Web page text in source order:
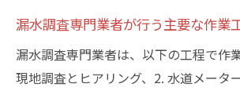
漏水調査専門業者が行う主要な作業
漏水調査専門業者は、以下の工程で作
現地調査とヒアリング、2. 水道メータ